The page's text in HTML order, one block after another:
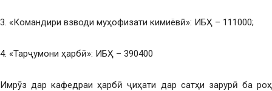
3. «Командири взводи муҳофизати кимиёвӣ»: ИБҲ – 111000;
4. «Тарҷумони ҳарбӣ»: ИБҲ – 390400
Имрӯз дар кафедраи ҳарбӣ ҷиҳати дар сатҳи зарурӣ ба роҳ